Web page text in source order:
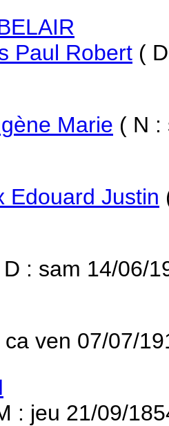
Paul Robert (
Marie ( N :
Edouard Justin
D : sam 14/06/
ca ven 07/07/
: jeu 21/09/